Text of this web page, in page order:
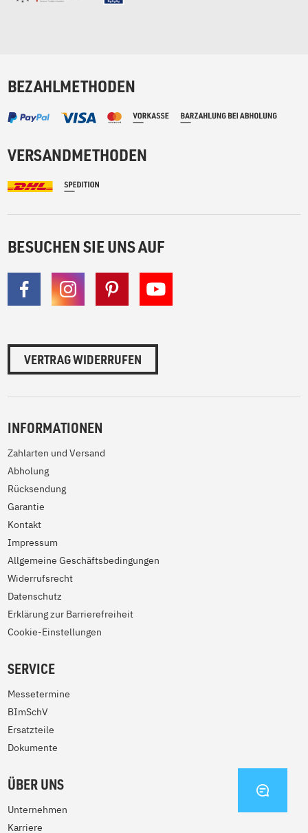
BEZAHLMETHODEN
VERSANDMETHODEN
BESUCHEN SIE UNS AUF
VERTRAG WIDERRUFEN
INFORMATIONEN
Zahlarten und Versand
Abholung
Rücksendung
Garantie
Kontakt
Impressum
Allgemeine Geschäftsbedingungen
Widerrufsrecht
Datenschutz
Erklärung zur Barrierefreiheit
Cookie-Einstellungen
SERVICE
Messetermine
BImSchV
Ersatzteile
Dokumente
ÜBER UNS
Unternehmen
Karriere